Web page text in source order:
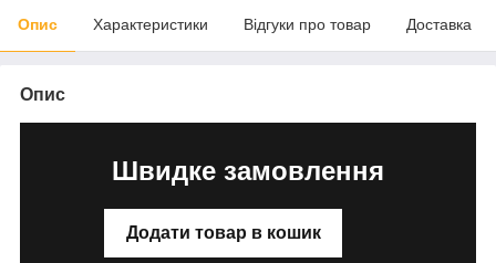
Опис Характеристики Відгуки про товар Доставка
Опис
Швидке замовлення
Додати товар в кошик